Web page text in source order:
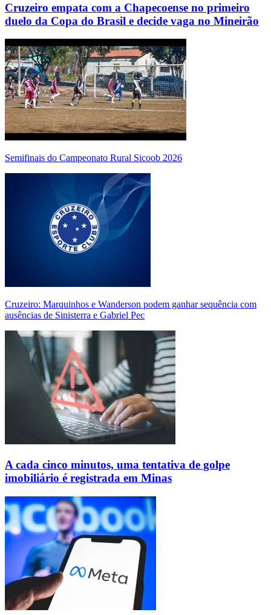
Cruzeiro empata com a Chapecoense no primeiro
duelo da Copa do Brasil e decide vaga no Mineirão
Semifinais do Campeonato Rural Sicoob 2026
Cruzeiro: Marquinhos e Wanderson podem ganhar sequência com
ausências de Sinisterra e Gabriel Pec
A cada cinco minutos, uma tentativa de golpe
imobiliário é registrada em Minas